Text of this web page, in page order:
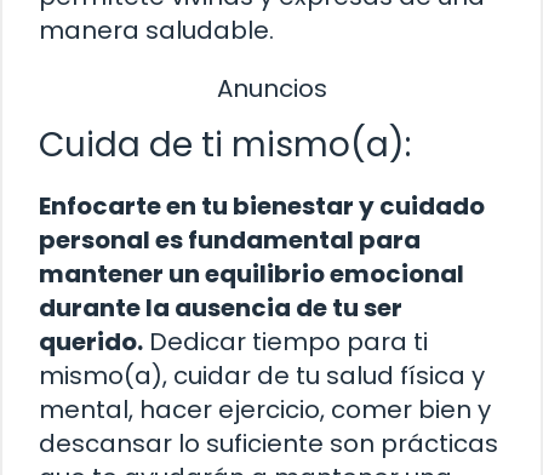
manera saludable.
Anuncios
Cuida de ti mismo(a):
Enfocarte en tu bienestar y cuidado
personal es fundamental para
mantener un equilibrio emocional
durante la ausencia de tu ser
querido. Dedicar tiempo para ti
mismo(a), cuidar de tu salud física y
mental, hacer ejercicio, comer bien y
descansar lo suficiente son prácticas